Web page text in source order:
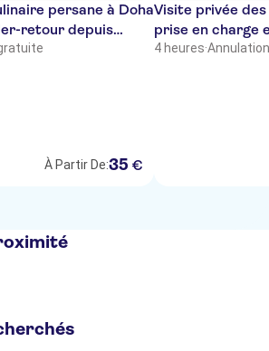
persane à Doha
retour depuis
À Partir De:35 €
Visite privée
prise en charge
volonté
4 heures·